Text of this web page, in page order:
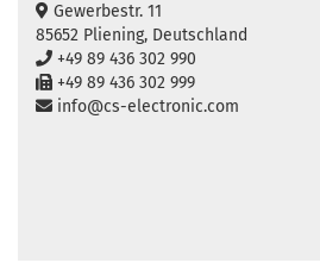
Gewerbestr. 11
85652 Pliening, Deutschland
+49 89 436 302 990
+49 89 436 302 999
info@cs-electronic.com